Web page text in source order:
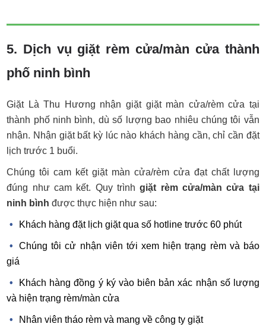
5. Dịch vụ giặt rèm cửa/màn cửa thành
phố ninh bình
Giặt Là Thu Hương nhận giặt giặt màn cửa/rèm cửa tại
thành phố ninh bình, dù số lượng bao nhiêu chúng tôi vẫn
nhận. Nhận giặt bất kỳ lúc nào khách hàng cần, chỉ cần đặt
lịch trước 1 buổi.
Chúng tôi cam kết giặt màn cửa/rèm cửa đạt chất lượng
đúng như cam kết. Quy trìnhgiặt rèm cửa/màn cửa tại
ninh bình được thực hiện như sau:
Khách hàng đặt lịch giặt qua số hotline trước 60 phút
Chúng tôi cử nhận viên tới xem hiện trạng rèm và báo
giá
Khách hàng đồng ý ký vào biên bản xác nhận số lượng
và hiện trạng rèm/màn cửa
Nhân viên tháo rèm và mang về công ty giặt